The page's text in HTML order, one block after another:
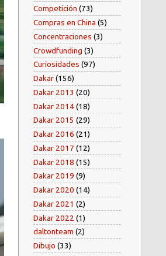
Competición (73)
Compras en China (5)
Concentraciones (3)
Crowdfunding (3)
Curiosidades (97)
Dakar(156)
Dakar 2013 (20)
Dakar 2014(18)
Dakar 2015 (29)
Dakar 2016 (21)
Dakar 2017 (12)
Dakar 2018 (15)
Dakar 2019 (9)
Dakar 2020 (14)
Dakar 2021 (2)
Dakar 2022 (1)
daltonteam (2)
Dibujo (33)